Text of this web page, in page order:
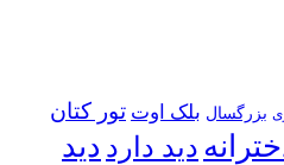
بلک اوت تور کتان
دید دارددید